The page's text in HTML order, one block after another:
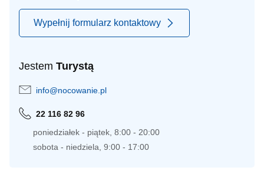
Wypełnij formularz kontaktowy
Jestem Turystą
info@nocowanie.pl
22 116 82 96
poniedziałek - piątek, 8:00 - 20:00
sobota - niedziela, 9:00 - 17:00